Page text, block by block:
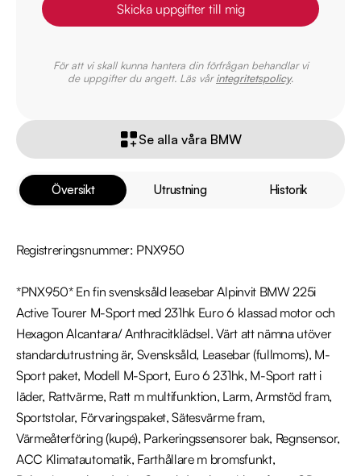
Översikt Utrustning Historik
Registreringsnummer: PNX950
*PNX950* En fin svensksåld leasebar Alpinvit BMW 225i
Active Tourer M-Sport med 231hk Euro 6 klassad motor och
Hexagon Alcantara/ Anthracitklädsel. Värt att nämna utöver
standardutrustning är, Svensksåld, Leasebar (fullmoms), M-
Sport paket, Modell M-Sport, Euro 6 231hk, M-Sport ratt i
läder, Rattvärme, Ratt m multifunktion, Larm, Armstöd fram,
Sportstolar, Förvaringspaket, Sätesvärme fram,
Värmeåterföring (kupé), Parkeringssensorer bak, Regnsensor,
ACC Klimatautomatik, Farthållare m bromsfunkt,
Skicka uppgifter till mig
För att vi skall kunna hantera din förfrågan behandlar vi
de uppgifter du angett. Läs vårintegritetspolicy.
Se alla våra BMW